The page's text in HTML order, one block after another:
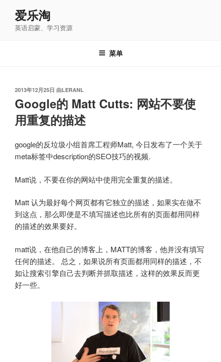
爱乐淘
英语启蒙、学习资源
菜单
发
布
于
2013年12月25日 由LERANL
Google的 Matt Cutts: 网站不要使
用重复的描述
google的反垃圾小组首席工程师Matt, 今日发布了一个关于
meta标签中description的SEO技巧的视频.
Matt说，不要在你的网站中使用完全重复的描述。
Matt 认为最好每个网页都有它独立的描述，如果实在做不
到这点，那么即便是不填写描述也比所有的页面都用同样
的描述的效果要好。
matt说，在他自己的博客上，MATT的博客，他并没有填写
任何的描述。 总之，如果说所有页面都用同样的描述，不
如让搜索引擎自己去判断并抓取描述，这样的效果反而更
好一些。